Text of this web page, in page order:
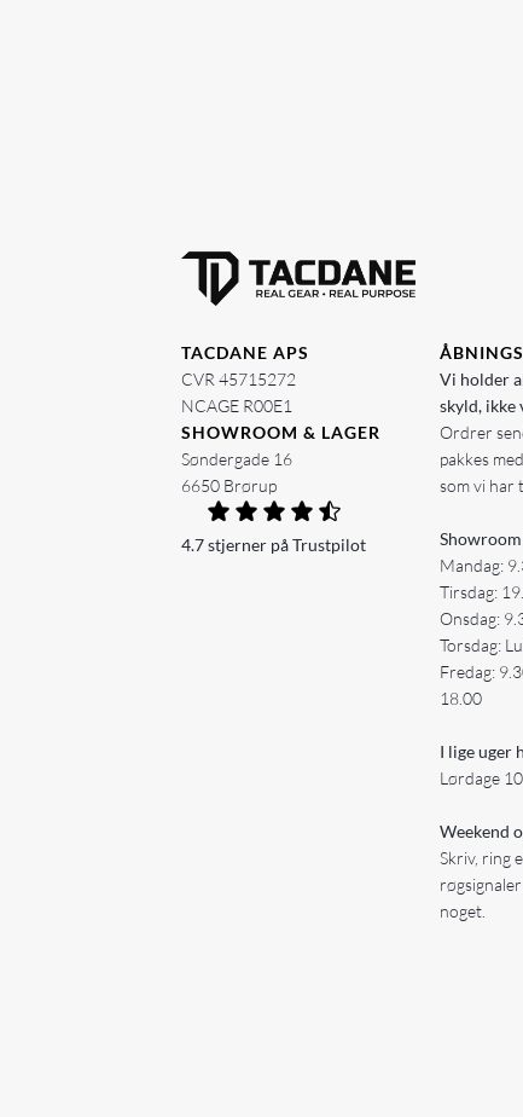
TACDANE APS
CVR 45715272
NCAGE R00E1
SHOWROOM & LAGER
Søndergade 16
6650 Brørup
4.7 stjerner på Trustpilot
Vi holder
skyld, ikke
Ordrer
pakkes
som vi har
Mandag:
Tirsdag:
Onsdag:
Torsdag:
Fredag:
18.00
I lige uger
Lørdage
Weekend
Skriv, ring
noget.